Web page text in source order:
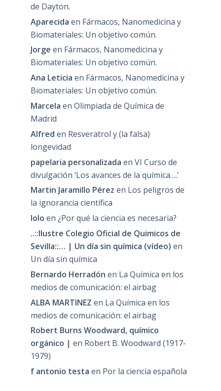
de Dayton.
Aparecida en Fármacos, Nanomedicina y
Biomateriales: Un objetivo común.
Jorge en Fármacos, Nanomedicina y
Biomateriales: Un objetivo común.
Ana Leticia en Fármacos, Nanomedicina y
Biomateriales: Un objetivo común.
Marcela en Olimpiada de Química de
Madrid
Alfred en Resveratrol y (la falsa)
longevidad
papelaria personalizada en VI Curso de
divulgación ‘Los avances de la química….’
Martin Jaramillo Pérez en Los peligros de
la ignorancia científica
lolo en ¿Por qué la ciencia es necesaria?
..::Ilustre Colegio Oficial de Quimicos de
Sevilla::… | Un día sin química (vídeo) en
Un día sin química
Bernardo Herradón en La Química en los
medios de comunicación: el airbag
ALBA MARTINEZ en La Química en los
medios de comunicación: el airbag
Robert Burns Woodward, químico
orgánico | en Robert B. Woodward (1917-
1979)
f antonio testa en Por la ciencia española